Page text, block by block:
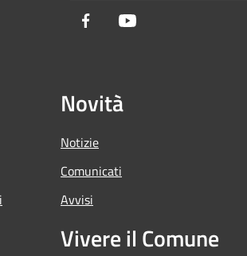
Facebook
Novità
Notizie
Comunicati
Avvisi
Vivere il Comune